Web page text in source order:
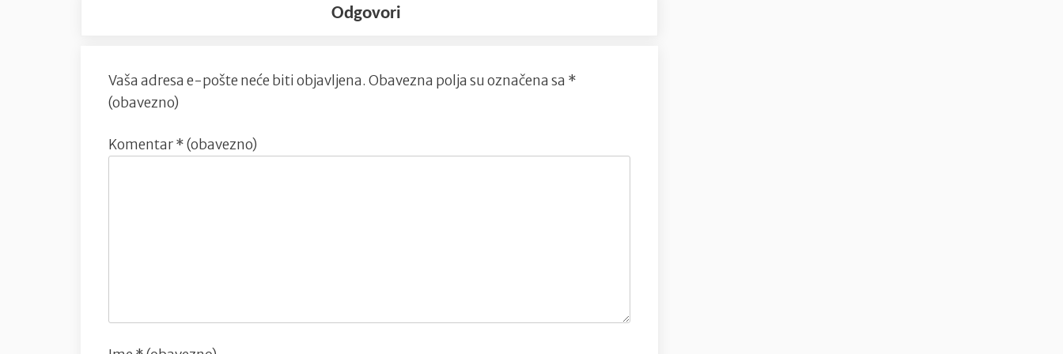
Odgovori
Vaša adresa e-pošte neće biti objavljena. Obavezna polja su označena sa *
(obavezno)
Komentar* (obavezno)